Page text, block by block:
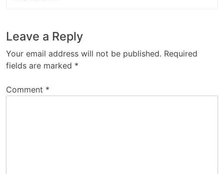
Leave a Reply
Your email address will not be published. Required
fields are marked *
Comment *